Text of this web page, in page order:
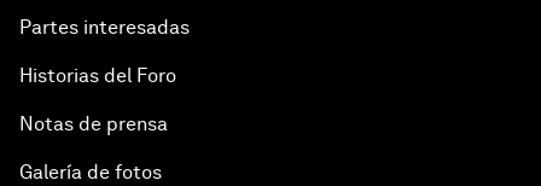
Partes interesadas
Historias del Foro
Notas de prensa
Galería de fotos